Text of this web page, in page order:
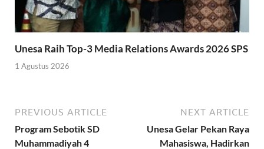
Unesa Raih Top-3 Media Relations Awards 2026 SPS
1 Agustus 2026
PREVIOUS ARTICLE
Program Sebotik SD
Muhammadiyah 4
NEXT ARTICLE
Unesa Gelar Pekan Raya
Mahasiswa, Hadirkan